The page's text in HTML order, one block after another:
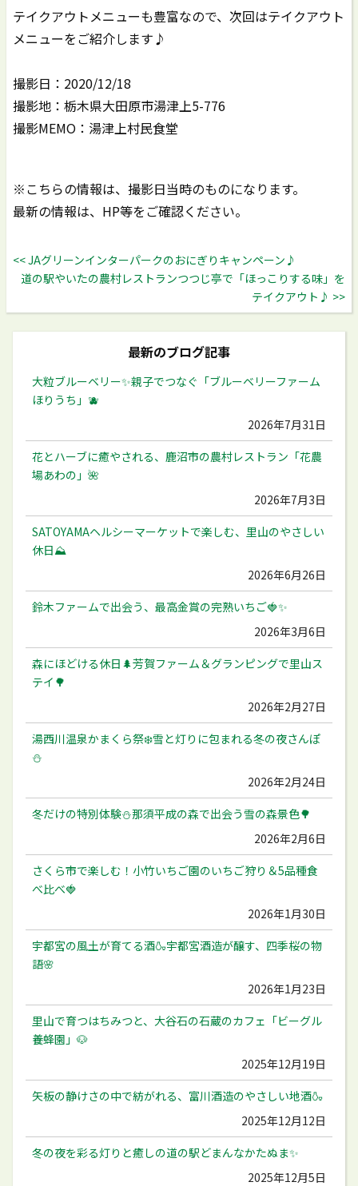
テイクアウトメニューも豊富なので、次回はテイクアウト
メニューをご紹介します♪
撮影日：2020/12/18
撮影地：栃木県大田原市湯津上5-776
撮影MEMO：湯津上村民食堂
※こちらの情報は、撮影日当時のものになります。
最新の情報は、HP等をご確認ください。
<< JAグリーンインターパークのおにぎりキャンペーン♪
道の駅やいたの農村レストランつつじ亭で「ほっこりする味」を
テイクアウト♪ >>
最新のブログ記事
大粒ブルーベリー✨️親子でつなぐ「ブルーベリーファーム
ほりうち」🫐
2026年7月31日
花とハーブに癒やされる、鹿沼市の農村レストラン「花農
場あわの」🌺
2026年7月3日
SATOYAMAヘルシーマーケットで楽しむ、里山のやさしい
休日⛰️
2026年6月26日
鈴木ファームで出会う、最高金賞の完熟いちご🍓✨
2026年3月6日
森にほどける休日🌲芳賀ファーム＆グランピングで里山ス
テイ🌳
2026年2月27日
湯西川温泉かまくら祭❄️雪と灯りに包まれる冬の夜さんぽ
⛄️
2026年2月24日
冬だけの特別体験⛄️那須平成の森で出会う雪の森景色🌳
2026年2月6日
さくら市で楽しむ！小竹いちご園のいちご狩り＆5品種食
べ比べ🍓
2026年1月30日
宇都宮の風土が育てる酒🍶宇都宮酒造が醸す、四季桜の物
語🌸
2026年1月23日
里山で育つはちみつと、大谷石の石蔵のカフェ「ビーグル
養蜂園」🐶
2025年12月19日
矢板の静けさの中で紡がれる、富川酒造のやさしい地酒🍶
2025年12月12日
冬の夜を彩る灯りと癒しの道の駅どまんなかたぬま✨
2025年12月5日